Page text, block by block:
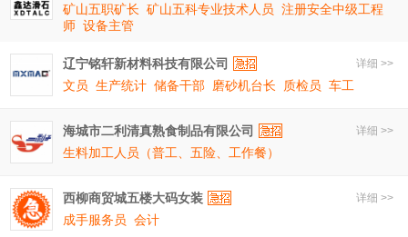
矿山五职矿长 矿山五科专业技术人员 注册安全中级工程
师 设备主管
详细 >>
辽宁铭轩新材料科技有限公司
文员 生产统计 储备干部 磨砂机台长 质检员 车工
详细 >>
海城市二利清真熟食制品有限公司
生料加工人员（普工、五险、工作餐）
详细 >>
西柳商贸城五楼大码女装
成手服务员 会计